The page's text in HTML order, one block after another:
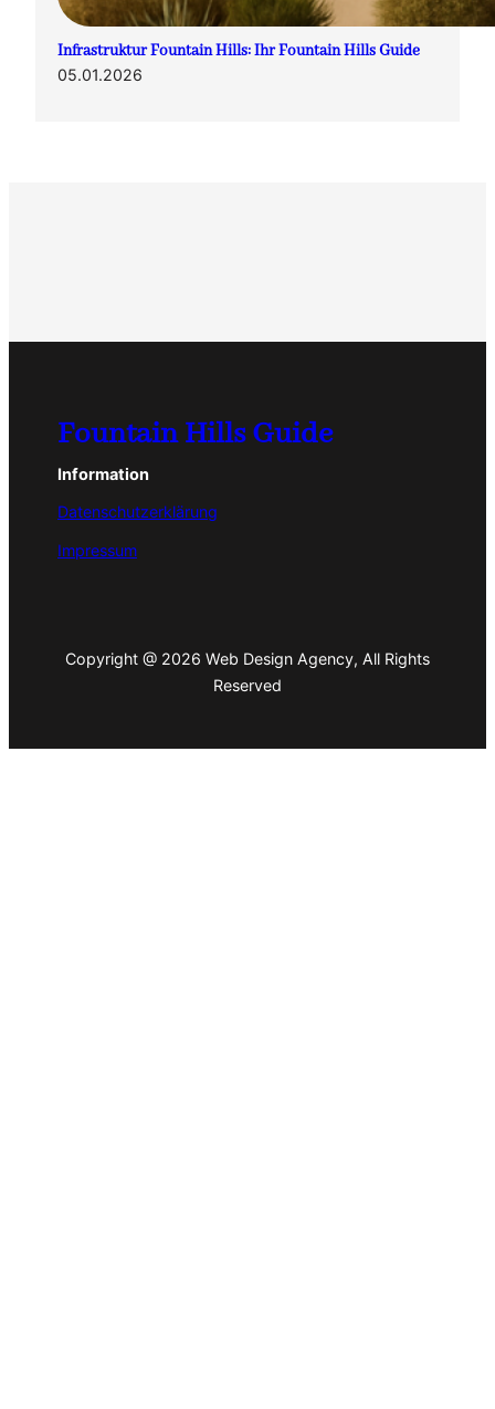
Infrastruktur Fountain Hills: Ihr Fountain Hills Guide
05.01.2026
Fountain Hills Guide
Information
Datenschutzerklärung
Impressum
Copyright @ 2026 Web Design Agency, All Rights
Reserved